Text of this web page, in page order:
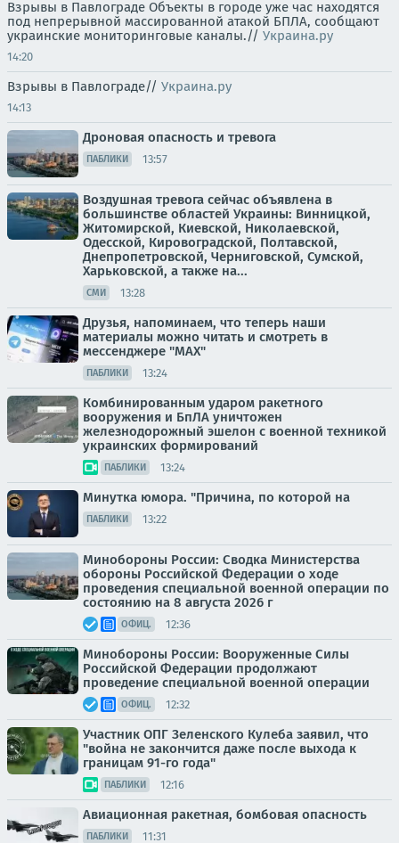
Взрывы в Павлограде Объекты в городе уже час находятся
под непрерывной массированной атакой БПЛА, сообщают
украинские мониторинговые каналы.// Украина.ру
14:20
Взрывы в Павлограде// Украина.ру
14:13
Дроновая опасность и тревога
ПАБЛИКИ 13:57
Воздушная тревога сейчас объявлена в
большинстве областей Украины: Винницкой,
Житомирской, Киевской, Николаевской,
Одесской, Кировоградской, Полтавской,
Днепропетровской, Черниговской, Сумской,
Харьковской, а также на...
СМИ 13:28
Друзья, напоминаем, что теперь наши
материалы можно читать и смотреть в
мессенджере "МАХ"
ПАБЛИКИ 13:24
Комбинированным ударом ракетного
вооружения и БпЛА уничтожен
железнодорожный эшелон с военной техникой
украинских формирований
ПАБЛИКИ 13:24
Минутка юмора. "Причина, по которой на
ПАБЛИКИ 13:22
Минобороны России: Сводка Министерства
обороны Российской Федерации о ходе
проведения специальной военной операции по
состоянию на 8 августа 2026 г
ОФИЦ. 12:36
Минобороны России: Вооруженные Силы
Российской Федерации продолжают
проведение специальной военной операции
ОФИЦ. 12:32
Участник ОПГ Зеленского Кулеба заявил, что
"война не закончится даже после выхода к
границам 91-го года"
ПАБЛИКИ 12:16
Авиационная ракетная, бомбовая опасность
ПАБЛИКИ 11:31